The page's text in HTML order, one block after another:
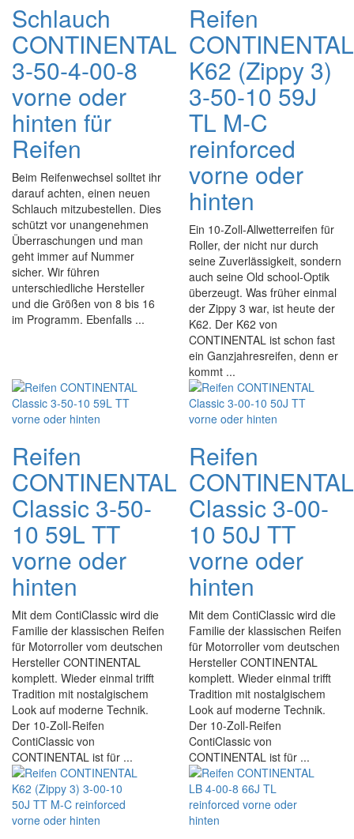
Schlauch
CONTINENTAL
3-50-4-00-8
vorne oder
hinten für
Reifen
Beim Reifenwechsel solltet ihr
darauf achten, einen neuen
Schlauch mitzubestellen. Dies
schützt vor unangenehmen
Überraschungen und man
geht immer auf Nummer
sicher. Wir führen
unterschiedliche Hersteller
und die Größen von 8 bis 16
im Programm. Ebenfalls ...
Reifen
CONTINENTAL
K62 (Zippy 3)
3-50-10 59J
TL M-C
reinforced
vorne oder
hinten
Ein 10-Zoll-Allwetterreifen für
Roller, der nicht nur durch
seine Zuverlässigkeit, sondern
auch seine Old school-Optik
überzeugt. Was früher einmal
der Zippy 3 war, ist heute der
K62. Der K62 von
CONTINENTAL ist schon fast
ein Ganzjahresreifen, denn er
kommt ...
Reifen
CONTINENTAL
Classic 3-50-
10 59L TT
vorne oder
hinten
Mit dem ContiClassic wird die
Familie der klassischen Reifen
für Motorroller vom deutschen
Hersteller CONTINENTAL
komplett. Wieder einmal trifft
Tradition mit nostalgischem
Look auf moderne Technik.
Der 10-Zoll-Reifen
ContiClassic von
CONTINENTAL ist für ...
Reifen
CONTINENTAL
Classic 3-00-
10 50J TT
vorne oder
hinten
Mit dem ContiClassic wird die
Familie der klassischen Reifen
für Motorroller vom deutschen
Hersteller CONTINENTAL
komplett. Wieder einmal trifft
Tradition mit nostalgischem
Look auf moderne Technik.
Der 10-Zoll-Reifen
ContiClassic von
CONTINENTAL ist für ...